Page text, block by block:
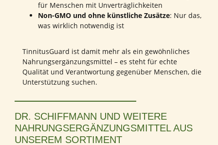
für Menschen mit Unverträglichkeiten
Non-GMO und ohne künstliche Zusätze: Nur das,
was wirklich notwendig ist
TinnitusGuard ist damit mehr als ein gewöhnliches
Nahrungsergänzungsmittel – es steht für echte
Qualität und Verantwortung gegenüber Menschen, die
Unterstützung suchen.
DR. SCHIFFMANN UND WEITERE
NAHRUNGSERGÄNZUNGSMITTEL AUS
UNSEREM SORTIMENT